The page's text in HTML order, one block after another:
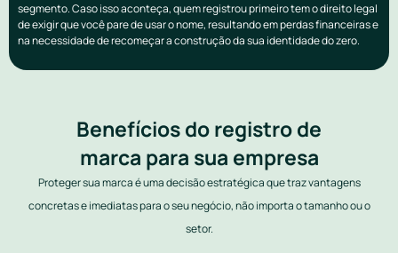
segmento. Caso isso aconteça, quem registrou primeiro tem o direito legal
de exigir que você pare de usar o nome, resultando em perdas financeiras e
na necessidade de recomeçar a construção da sua identidade do zero.
Benefícios do registro de
marca para sua empresa
Proteger sua marca é uma decisão estratégica que traz vantagens
concretas e imediatas para o seu negócio, não importa o tamanho ou o
setor.